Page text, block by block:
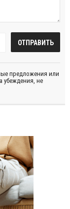
предложения или
убеждения, не